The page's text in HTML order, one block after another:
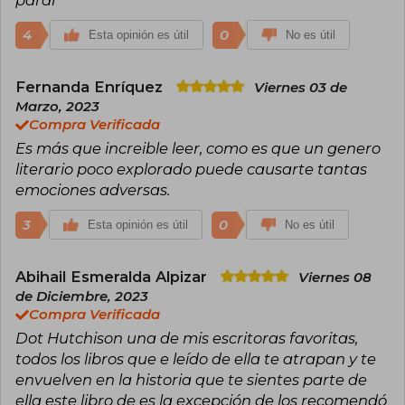
en temas como el sufrimiento, la resiliencia y la
belleza inesperada en los contextos más
Actualmente reside en Florida, donde disfruta
de las tormentas y cultiva su afición tanto por la
intensidad emocional. Sus novelas han
traspasado fronteras y conquistado a lectores
de todo el mundo, destacando por la fuerza de
que crea en cada historia. Con un estilo que
reconforta y sacude a la vez, Dot Hutchison
imprescindibles del suspense moderno.
4 Esta opinión es útil 0 No es útil
Fernanda Enríquez
Viernes 03 de
Marzo, 2023
Compra Verificada
Es más que increible leer, como es que un genero
literario poco explorado puede causarte tantas
emociones adversas.
3 Esta opinión es útil 0 No es útil
Abihail Esmeralda Alpizar
Viernes 08
de Diciembre, 2023
Compra Verificada
Dot Hutchison una de mis escritoras favoritas,
todos los libros que e leído de ella te atrapan y te
envuelven en la historia que te sientes parte de
ella este libro de es la excepción de los recomendó